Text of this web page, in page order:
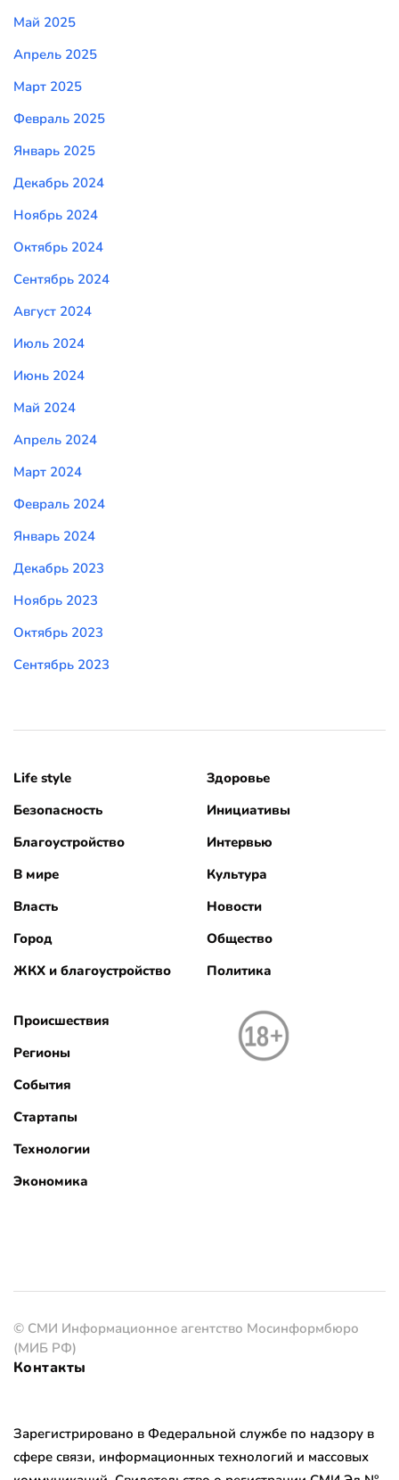
Май 2025
Апрель 2025
Март 2025
Февраль 2025
Январь 2025
Декабрь 2024
Ноябрь 2024
Октябрь 2024
Сентябрь 2024
Август 2024
Июль 2024
Июнь 2024
Май 2024
Апрель 2024
Март 2024
Февраль 2024
Январь 2024
Декабрь 2023
Ноябрь 2023
Октябрь 2023
Сентябрь 2023
Life style
Безопасность
Благоустройство
В мире
Власть
Город
ЖКХ и благоустройство
Здоровье
Инициативы
Интервью
Культура
Новости
Общество
Политика
Происшествия
Регионы
События
Стартапы
Технологии
Экономика
© СМИ Информационное агентство Мосинформбюро
(МИБ РФ)
Контакты
Зарегистрировано в Федеральной службе по надзору в
сфере связи, информационных технологий и массовых